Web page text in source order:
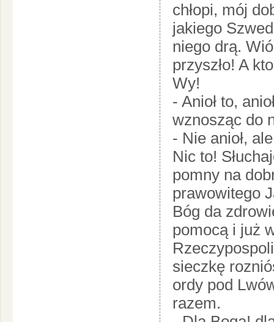
chłopi, mój
jakiego
niego drą.
przyszło! A
Wy!
- Anioł to,
wznosząc do
- Nie anioł,
Nic to!
pomny na
prawowitego
Bóg da
pomocą i już
sieczkę
ordy pod
razem.